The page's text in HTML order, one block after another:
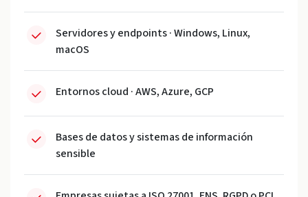
Servidores y endpoints · Windows, Linux,
macOS
Entornos cloud · AWS, Azure, GCP
Bases de datos y sistemas de información
sensible